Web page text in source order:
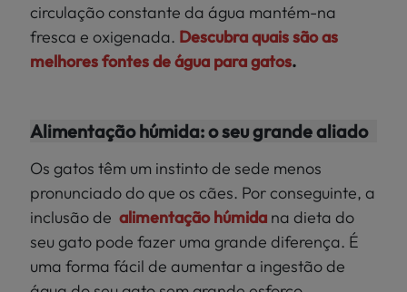
circulação constante da água mantém-na
fresca e oxigenada. Descubra quais são as
melhores fontes de água para gatos.
Alimentação húmida: o seu grande aliado
Os gatos têm um instinto de sede menos
pronunciado do que os cães. Por conseguinte, a
inclusão de alimentação húmida na dieta do
seu gato pode fazer uma grande diferença. É
uma forma fácil de aumentar a ingestão de